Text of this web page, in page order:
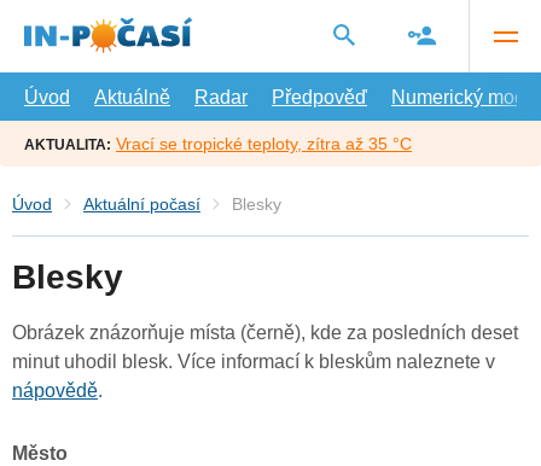
hlavní
Úvod
Aktuálně Radar Předpověď Numerický model
AKTUALITA: Vrací se tropické teploty, zítra až 35 °C
Úvod Aktuální počasí Blesky
Blesky
Obrázek znázorňuje místa (černě), kde za posledních deset
minut uhodil blesk. Více informací k bleskům naleznete v
nápovědě.
Město